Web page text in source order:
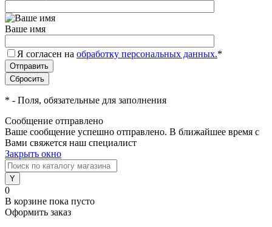
Ваше имя
Я согласен на обработку персональных данных.*
* - Поля, обязательные для заполнения
Сообщение отправлено
Ваше сообщение успешно отправлено. В ближайшее время с
Вами свяжется наш специалист
Закрыть окно
0
В корзине пока пусто
Оформить заказ